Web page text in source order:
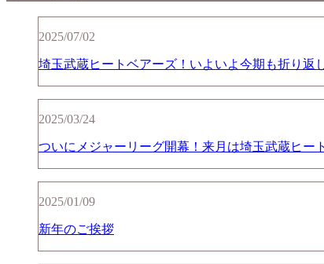
2025/07/02
埼玉武蔵ヒートベアーズ！いよいよ今期も折り返
2025/03/24
ついにメジャーリーグ開幕！来月は埼玉武蔵ヒー
2025/01/09
新年のご挨拶